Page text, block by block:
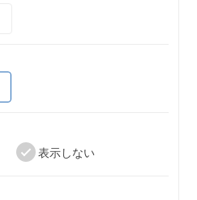
表示しない